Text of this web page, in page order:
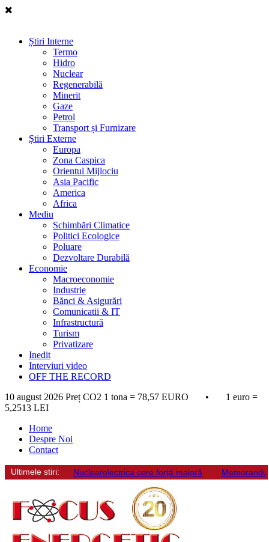
Știri Interne
Termo
Hidro
Nuclear
Regenerabilă
Minerit
Gaze
Petrol
Transport și Furnizare
Știri Externe
Europa
Zona Caspica
Orientul Mijlociu
Asia Pacific
America
Africa
Mediu
Schimbări Climatice
Politici Ecologice
Poluare
Dezvoltare Durabilă
Economie
Macroeconomie
Industrie
Bănci & Asigurări
Comunicatii & IT
Infrastructură
Turism
Privatizare
Inedit
Interviuri video
OFF THE RECORD
10 august 2026 Preț CO2 1 tona = 78,57 EURO • 1 euro =
5,2513 LEI
Home
Despre Noi
Contact
Ultimele stiri: Nuclearelectrica cere forță majoră